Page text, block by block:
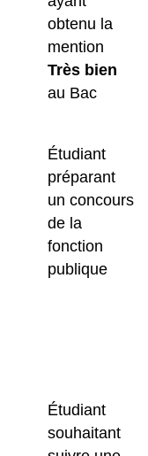
obtenu la
mention
Très bien
au Bac
Étudiant
préparant
un concours
de la
fonction
publique
Étudiant
souhaitant